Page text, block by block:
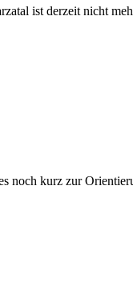
ist derzeit nicht
noch kurz zur